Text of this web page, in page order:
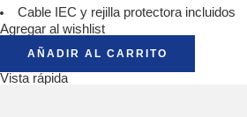
Cable IEC y rejilla protectora incluidos
Agregar al wishlist
AÑADIR AL CARRITO
Vista rápida